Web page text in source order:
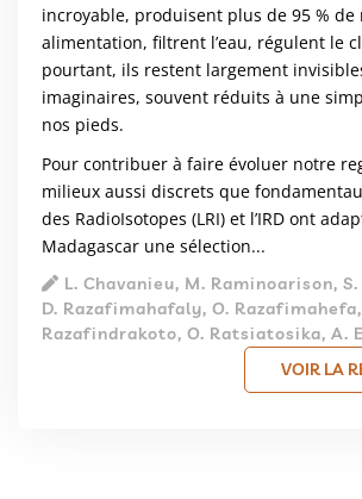
incroyable, produisent plus de 95 % de
alimentation, filtrent l’eau, régulent le
pourtant, ils restent largement
imaginaires, souvent réduits à une
nos pieds.
Pour contribuer à faire évoluer notre
milieux aussi discrets que
des RadioIsotopes (LRI) et l’IRD ont
Madagascar une sélection...
L. Chavanieu, M. Raminoarison,
D. Razafimahafaly, O.
Razafindrakoto, O. Ratsiatosika, A.
VOIR LA